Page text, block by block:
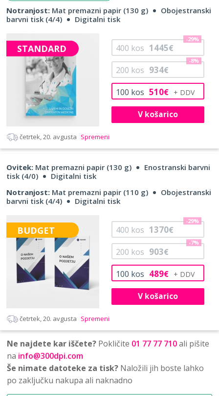
Notranjost: Mat premazni papir (130 g)
Obojestranski
barvni tisk (4/4)
Digitalni tisk
STANDARD
100 kos 510€
200 kos 934€
-8%
400 kos 1445€
-29%
V košarico
četrtek, 20. avgusta Spremeni
Ovitek: Mat premazni papir (130 g)
Enostranski barvni
tisk (4/0)
Digitalni tisk
Notranjost: Mat premazni papir (110 g)
Obojestranski
barvni tisk (4/4)
Digitalni tisk
BUDGET
100 kos 489€
200 kos 903€
-7%
400 kos 1370€
-29%
V košarico
četrtek, 20. avgusta Spremeni
Ne najdete kar iščete? Pokličite 01 77 77 710ali pišite
na info@300dpi.com
Še nimate datoteke za tisk? Naložili jih boste lahko
po zaključku nakupa ali naknadno